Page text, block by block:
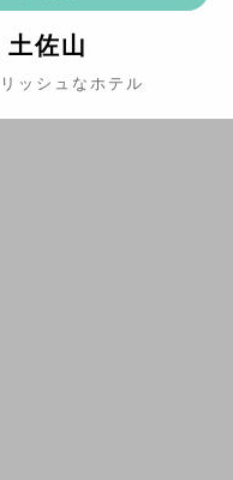
佐山
ッシュなホテル